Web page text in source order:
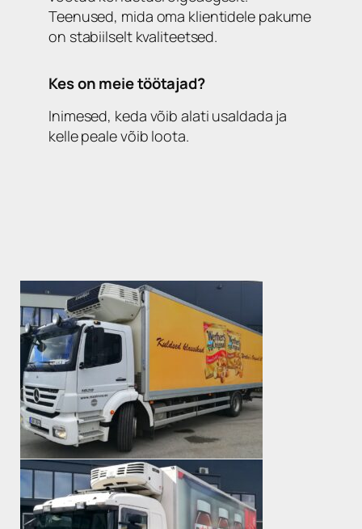
Teenused, mida oma klientidele pakume
on stabiilselt kvaliteetsed.
Kes on meie töötajad?
Inimesed, keda võib alati usaldada ja
kelle peale võib loota.